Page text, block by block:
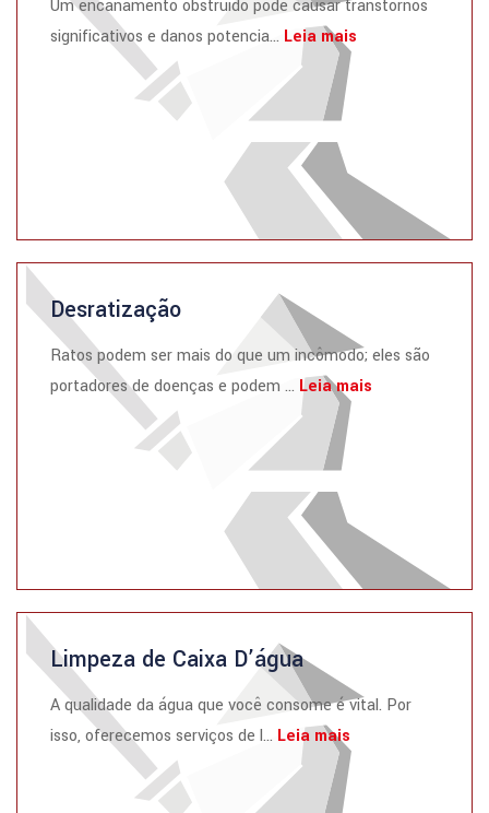
Um encanamento obstruído pode causar transtornos
significativos e danos potencia... Leia mais
Desratização
Ratos podem ser mais do que um incômodo; eles são
portadores de doenças e podem ... Leia mais
Limpeza de Caixa D’água
A qualidade da água que você consome é vital. Por
isso, oferecemos serviços de l... Leia mais